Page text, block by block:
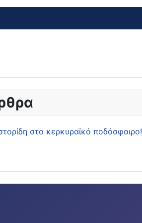
στο κερκυραϊκό ποδόσφαιρο!